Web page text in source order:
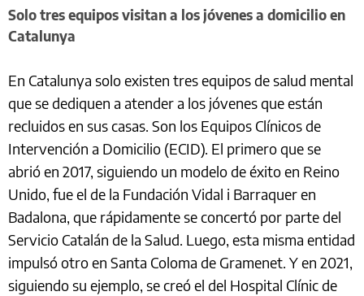
Solo tres equipos visitan a los jóvenes a domicilio en
Catalunya
En Catalunya solo existen tres equipos de salud mental
que se dediquen a atender a los jóvenes que están
recluidos en sus casas. Son los Equipos Clínicos de
Intervención a Domicilio (ECID). El primero que se
abrió en 2017, siguiendo un modelo de éxito en Reino
Unido, fue el de la Fundación Vidal i Barraquer en
Badalona, que rápidamente se concertó por parte del
Servicio Catalán de la Salud. Luego, esta misma entidad
impulsó otro en Santa Coloma de Gramenet. Y en 2021,
siguiendo su ejemplo, se creó el del Hospital Clínic de